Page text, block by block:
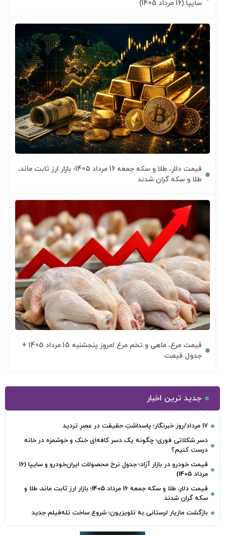
سایپا (16 مرداد 1405)
قیمت دلار، طلا و سکه جمعه 16 مرداد 1405؛ بازار ارز ثابت ماند،
طلا و سکه گران شدند
قیمت مرغ، ماهی و تخم مرغ امروز پنجشنبه 15 مرداد 1405 +
جدول قیمت
جدید ترین اخبار
17 مرداد/روز خبرنگار؛ پاسداشتِ حقیقت در عصرِ تردید
دسر شکلاتی فوری؛ چگونه یک دسر کافه‌ای خنک و خوشمزه در خانه
درست کنیم؟
قیمت خودرو در بازار آزاد؛ جدول نرخ محصولات ایران‌خودرو و سایپا (16
مرداد 1405)
قیمت دلار، طلا و سکه جمعه 16 مرداد 1405؛ بازار ارز ثابت ماند، طلا و
سکه گران شدند
بازگشت مازیار لرستانی به تلویزیون؛ شروع ساخت تله‌فیلم جدید